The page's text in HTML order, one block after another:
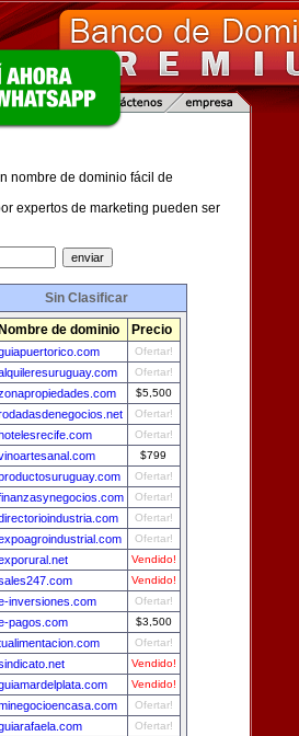
nombre de dominio fácil de
expertos de marketing pueden ser
Sin Clasificar
Nombre de dominio Precio
Ofertar!
Ofertar!
$5,500
Ofertar!
Ofertar!
$799
Ofertar!
Ofertar!
Ofertar!
Ofertar!
Vendido!
Vendido!
inversiones.com Ofertar!
pagos.com $3,500
Ofertar!
Vendido!
Vendido!
Ofertar!
Ofertar!